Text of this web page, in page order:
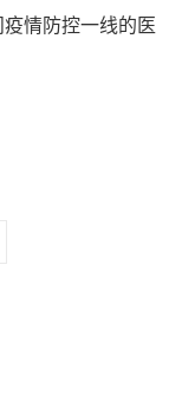
情防控一线的医